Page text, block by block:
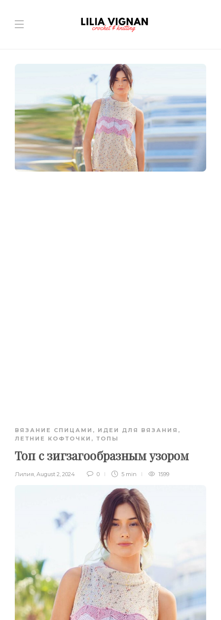
ВЯЗАНИЕ СПИЦАМИ , ИДЕИ ДЛЯ ВЯЗАНИЯ ,
ЛЕТНИЕ КОФТОЧКИ, ТОПЫ
Топ с зигзагообразным узором
Лилия, August 2, 2024 0 5 min 1599